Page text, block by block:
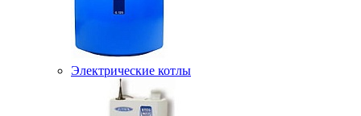
Электрические котлы